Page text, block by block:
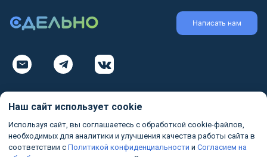
Главная
Партнерские программы
ПРАВОВАЯ ИНФОРМАЦИЯ
Политика конфиденциальности
Политика использования cookie
Написать нам
Наш сайт использует cookie
Используя сайт, вы соглашаетесь с обработкой cookie-файлов,
необходимых для аналитики и улучшения качества работы сайта в
соответствии с Политикой конфиденциальности и Согласием на